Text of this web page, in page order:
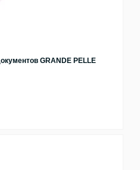
GRANDE PELLE